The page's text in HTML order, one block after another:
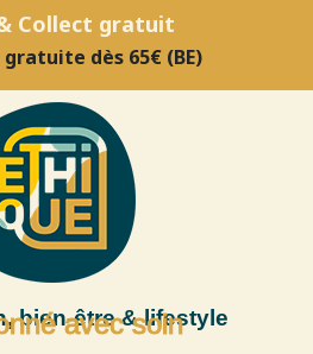
Collect gratuit
dès 65€ (BE)
bien-être & lifestyle
avec soin